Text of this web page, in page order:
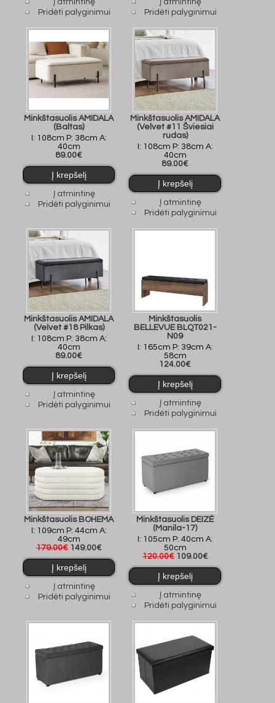
Į atmintinę
Pridėti palyginimui
Į atmintinę
Pridėti palyginimui
Minkštasuolis AMIDALA
(Baltas)
I: 108cm P: 38cm A:
40cm
89.00€
Į atmintinę
Pridėti palyginimui
Minkštasuolis AMIDALA
(Velvet #11 Šviesiai
rudas)
I: 108cm P: 38cm A:
40cm
89.00€
Į atmintinę
Pridėti palyginimui
Minkštasuolis AMIDALA
(Velvet #18 Pilkas)
I: 108cm P: 38cm A:
40cm
89.00€
Į atmintinę
Pridėti palyginimui
Minkštasuolis
BELLEVUE BLQT021-
N09
I: 165cm P: 39cm A:
58cm
124.00€
Į atmintinę
Pridėti palyginimui
Minkštasuolis BOHEMA
I: 109cm P: 44cm A:
49cm
179.00€ 149.00€
Į atmintinę
Pridėti palyginimui
Minkštasuolis DEIZĖ
(Manila-17)
I: 105cm P: 40cm A:
50cm
120.00€ 109.00€
Į atmintinę
Pridėti palyginimui